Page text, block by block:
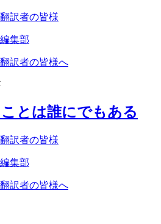
訳者の皆様
集部
訳者の皆様へ
とは誰にでもある
訳者の皆様
集部
訳者の皆様へ